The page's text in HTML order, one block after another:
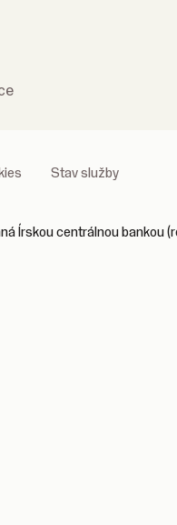
Stav služby
Írskou centrálnou bankou